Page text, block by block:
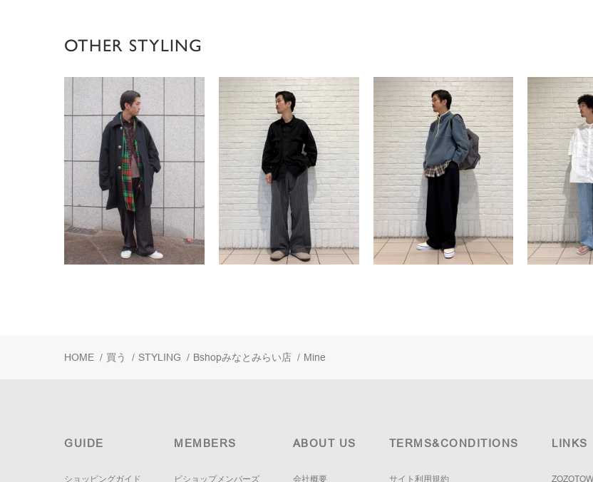
OTHER STYLING
HOME / 買う / STYLING / Bshopみなとみらい店 / Mine
GUIDE
ショッピングガイド
MEMBERS
ビショップメンバーズ
ABOUT US
会社概要
TERMS&CONDITIONS
サイト利用規約
LINKS